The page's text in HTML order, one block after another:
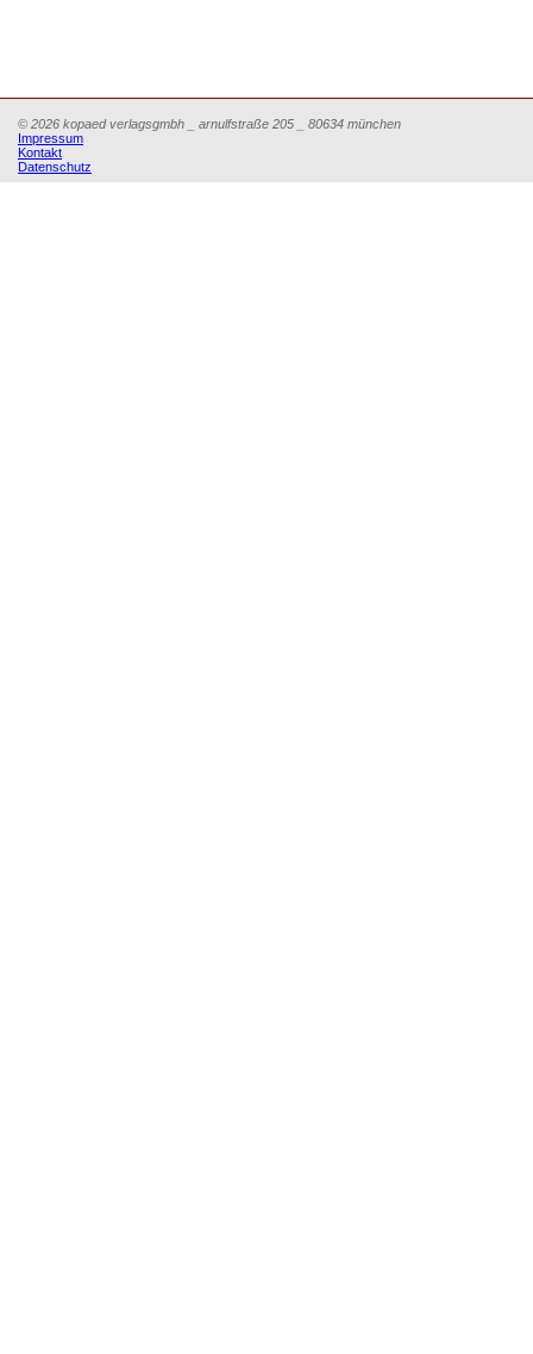
© 2026 kopaed verlagsgmbh _ arnulfstraße 205 _ 80634 münchen
Impressum
Kontakt
Datenschutz